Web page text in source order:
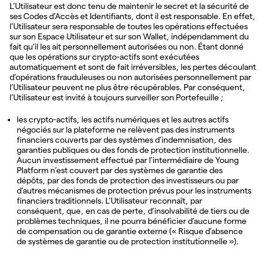
L’Utilisateur est donc tenu de maintenir le secret et la sécurité de
ses Codes d’Accès et Identifiants, dont il est responsable. En effet,
l’Utilisateur sera responsable de toutes les opérations effectuées
sur son Espace Utilisateur et sur son Wallet, indépendamment du
fait qu’il les ait personnellement autorisées ou non. Étant donné
que les opérations sur crypto-actifs sont exécutées
automatiquement et sont de fait irréversibles, les pertes découlant
d’opérations frauduleuses ou non autorisées personnellement par
l’Utilisateur peuvent ne plus être récupérables. Par conséquent,
l’Utilisateur est invité à toujours surveiller son Portefeuille ;
les crypto-actifs, les actifs numériques et les autres actifs
négociés sur la plateforme ne relèvent pas des instruments
financiers couverts par des systèmes d’indemnisation, des
garanties publiques ou des fonds de protection institutionnelle.
Aucun investissement effectué par l’intermédiaire de Young
Platform n’est couvert par des systèmes de garantie des
dépôts, par des fonds de protection des investisseurs ou par
d’autres mécanismes de protection prévus pour les instruments
financiers traditionnels. L’Utilisateur reconnaît, par
conséquent, que, en cas de perte, d’insolvabilité de tiers ou de
problèmes techniques, il ne pourra bénéficier d’aucune forme
de compensation ou de garantie externe (« Risque d’absence
de systèmes de garantie ou de protection institutionnelle »).